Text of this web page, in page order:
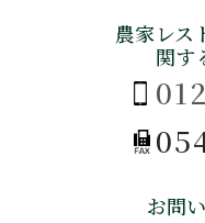
農家レ
関す
お問